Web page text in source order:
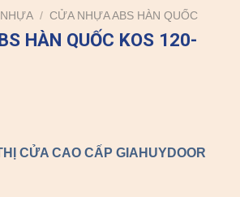
/ CỬA NHỰA ABS HÀN QUỐC
HÀN QUỐC KOS 120-
CỬA CAO CẤP GIAHUYDOOR